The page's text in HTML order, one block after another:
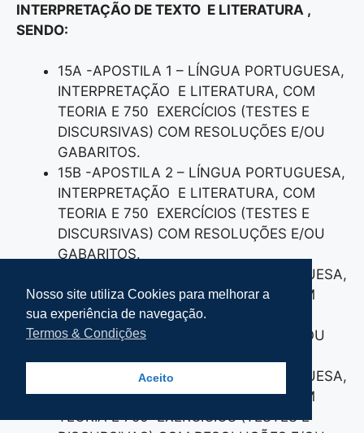
INTERPRETAÇÃO DE TEXTO E LITERATURA ,
SENDO:
15A -APOSTILA 1 – LÍNGUA PORTUGUESA,
INTERPRETAÇÃO E LITERATURA, COM
TEORIA E 750 EXERCÍCIOS (TESTES E
DISCURSIVAS) COM RESOLUÇÕES E/OU
GABARITOS.
15B -APOSTILA 2 – LÍNGUA PORTUGUESA,
INTERPRETAÇÃO E LITERATURA, COM
TEORIA E 750 EXERCÍCIOS (TESTES E
DISCURSIVAS) COM RESOLUÇÕES E/OU
GABARITOS.
15C -APOSTILA 3 – LÍNGUA PORTUGUESA,
INTERPRETAÇÃO E LITERATURA, COM
TEORIA E 750 EXERCÍCIOS (TESTES E
DISCURSIVAS) COM RESOLUÇÕES E/OU
15D -APOSTILA 4 – LÍNGUA PORTUGUESA,
INTERPRETAÇÃO E LITERATURA, COM
TEORIA E 750 EXERCÍCIOS (TESTES E
Nosso site utiliza Cookies para melhorar a
sua experiência de navegação.
Termos & Condições
Aceito